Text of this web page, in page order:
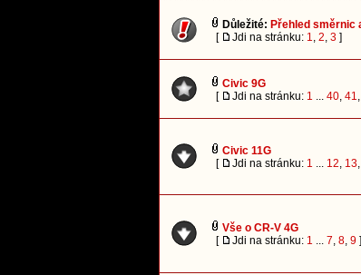
Důležité: Přehled směrnic
[
Jdi na stránku: 1, 2, 3 ]
Civic 9G
[
Jdi na stránku: 1 ... 40, 41,
Civic 11G
[
Jdi na stránku: 1 ... 12, 13,
Vše o CR-V 4G
[
Jdi na stránku: 1 ... 7, 8, 9 ]